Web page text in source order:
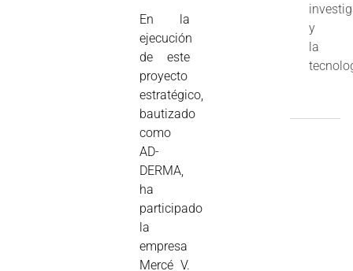
En la
ejecución
de este
proyecto
estratégico,
bautizado
como
AD-
DERMA,
ha
participado
la
empresa
Mercé V.
y
la